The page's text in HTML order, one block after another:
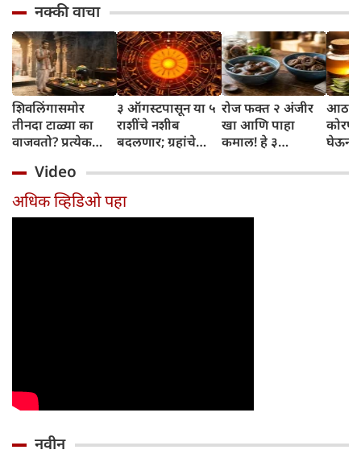
नक्की वाचा
शिवलिंगासमोर
तीनदा टाळ्या का
वाजवतो? प्रत्येक
जाणून घ्या
३ ऑगस्टपासून या ५
राशींचे नशीब
बदलणार; ग्रहांचे
संपतील आणि शुभ
दिवसांची सुरुवात
होईल
रोज फक्त २ अंजीर
खा आणि पाहा
कमाल! हे ३
तुम्हाला ठाऊक
घेऊन
Video
अधिक व्हिडिओ पहा
नवीन